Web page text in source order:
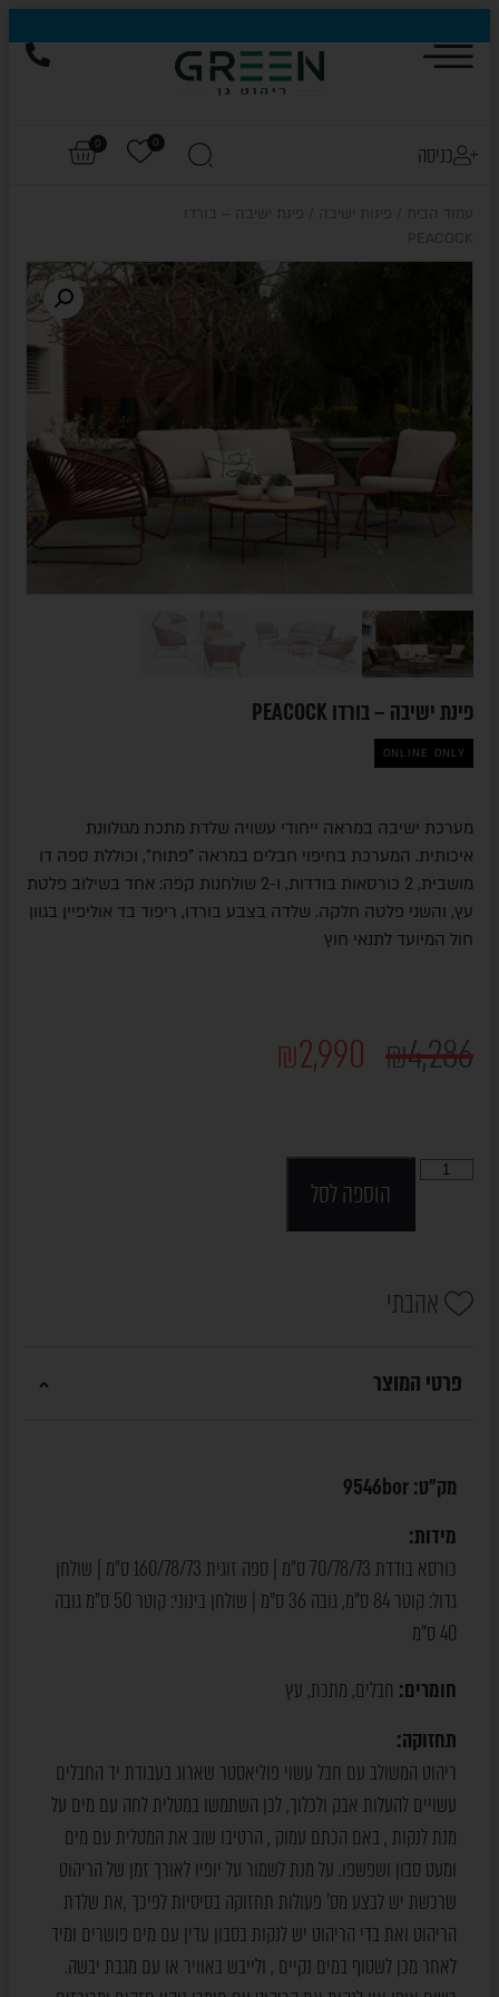
הייגולד- המותג שכבש את עולם החוץ, עכשיו בהנחות של עד 50%
כניסה 0
0
עמוד הבית פינות ישיבה
/ פינת ישיבה – בורדו
PEACOCK
פינת ישיבה – בורדו PEACOCK
ONLINE ONLY
מערכת ישיבה במראה ייחודי עשויה שלדת מתכת מגולוונת
איכותית. המערכת בחיפוי חבלים במראה "פתוח", וכוללת ספה דו
מושבית, 2 כורסאות בודדות, ו-2 שולחנות קפה: אחד בשילוב פלטת
עץ, והשני פלטה חלקה. שלדה בצבע בורדו, ריפוד בד אוליפיין בגוון
חול המיועד לתנאי חוץ
₪4,286
₪2,990
הוספה לסל
אהבתי
פרטי המוצר
מק"ט:9546bor
מידות:
כורסא בודדת 70/78/73 ס"מ | ספה זוגית 160/78/73 ס"מ | שולחן
גדול: קוטר 84 ס"מ, גובה 36 ס"מ | שולחן בינוני: קוטר 50 ס"מ גובה
40 ס"מ
חומרים: חבלים, מתכת, עץ
תחזוקה:
ריהוט המשולב עם חבל עשוי פוליאסטר שארוג בעבודת יד החבלים
עשויים להעלות אבק ולכלוך, לכן השתמשו במטלית לחה עם מים על
מנת לנקות , באם הכתם עמוק , הרטיבו שוב את המטלית עם מים
ומעט סבון ושפשפו. על מנת לשמור על יופיו לאורך זמן של הריהוט
שרכשת יש לבצע מס’ פעולות תחזוקה בסיסיות לפיכך ,את שלדת
הריהוט ואת בדי הריהוט יש לנקות בסבון עדין עם מים פושרים ומיד
לאחר מכן לשטוף במים נקיים , ולייבש באוויר או עם מגבת יבשה.